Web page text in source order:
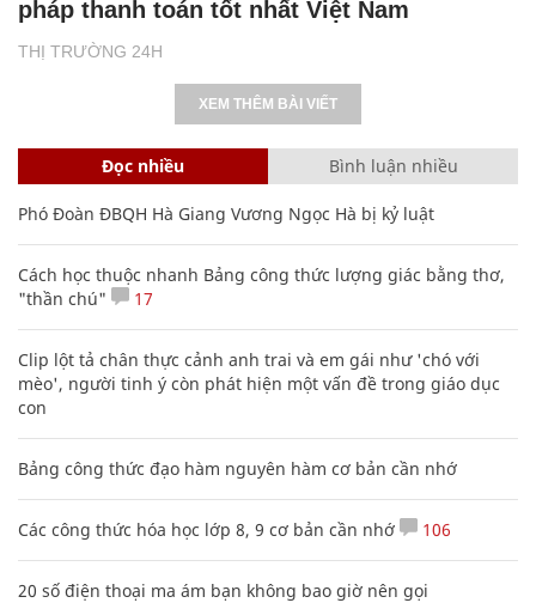
THỊ TRƯỜNG 24H
pháp thanh toán tốt nhất Việt Nam
XEM THÊM BÀI VIẾT
Đọc nhiều Bình luận nhiều
Phó Đoàn ĐBQH Hà Giang Vương Ngọc Hà bị kỷ luật
Cách học thuộc nhanh Bảng công thức lượng giác bằng thơ,
"thần chú"
17
Clip lột tả chân thực cảnh anh trai và em gái như 'chó với
mèo', người tinh ý còn phát hiện một vấn đề trong giáo dục
con
Bảng công thức đạo hàm nguyên hàm cơ bản cần nhớ
Các công thức hóa học lớp 8, 9 cơ bản cần nhớ 106
20 số điện thoại ma ám bạn không bao giờ nên gọi